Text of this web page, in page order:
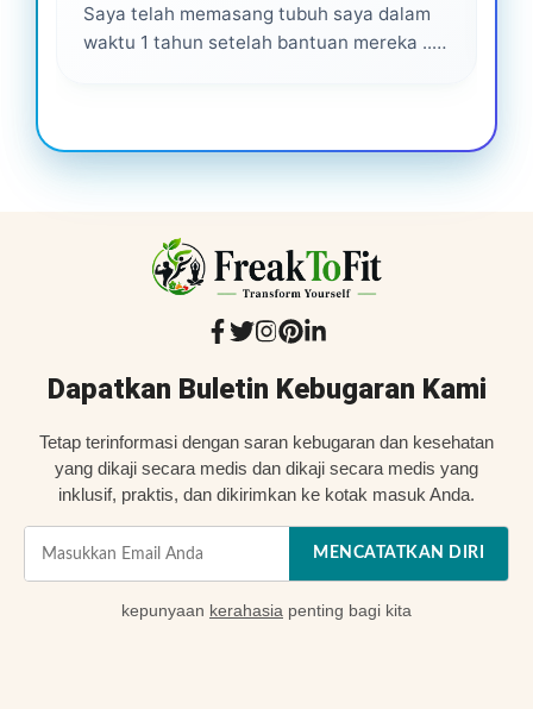
Saya telah memasang tubuh saya dalam
waktu 1 tahun setelah bantuan mereka ...
Dapatkan Buletin Kebugaran Kami
Tetap terinformasi dengan saran kebugaran dan kesehatan
yang dikaji secara medis dan dikaji secara medis yang
inklusif, praktis, dan dikirimkan ke kotak masuk Anda.
MENCATATKAN DIRI
kepunyaan kerahasia penting bagi kita